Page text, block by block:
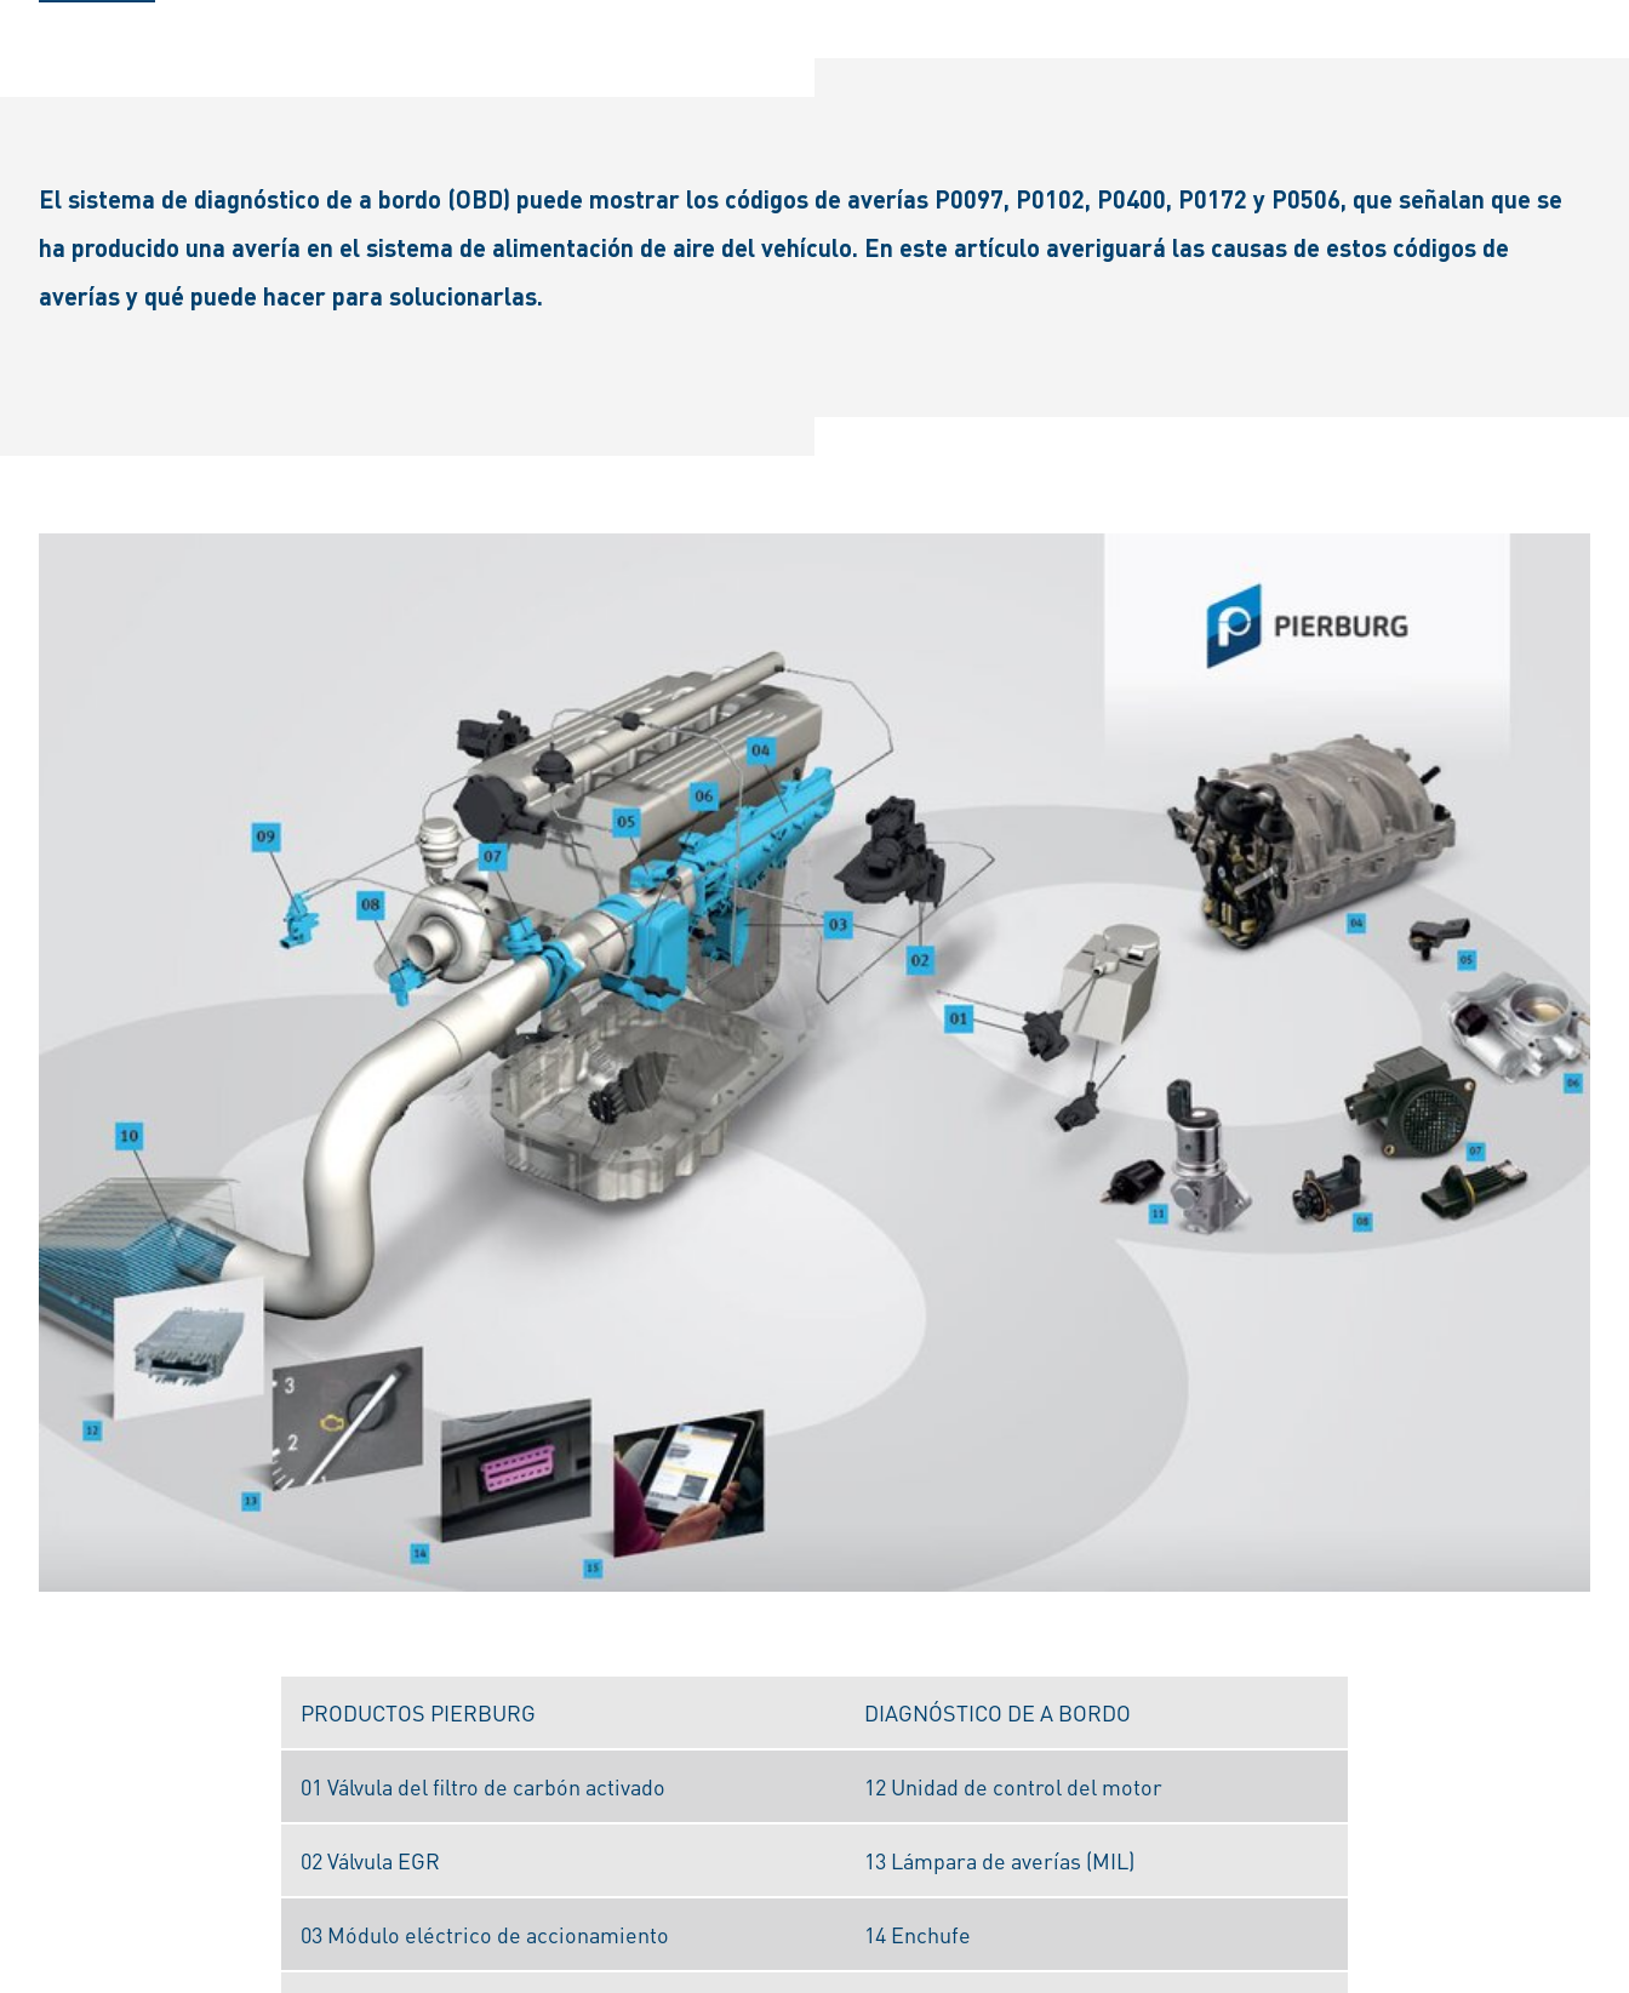
El sistema de diagnóstico de a bordo (OBD) puede mostrar los códigos de averías P0097, P0102, P0400, P0172 y P0506, que señalan que se
ha producido una avería en el sistema de alimentación de aire del vehículo. En este artículo averiguará las causas de estos códigos de
averías y qué puede hacer para solucionarlas.
PRODUCTOS PIERBURG DIAGNÓSTICO DE A BORDO
01 Válvula del filtro de carbón activado 12 Unidad de control del motor
02 Válvula EGR 13 Lámpara de averías (MIL)
03 Módulo eléctrico de accionamiento 14 Enchufe